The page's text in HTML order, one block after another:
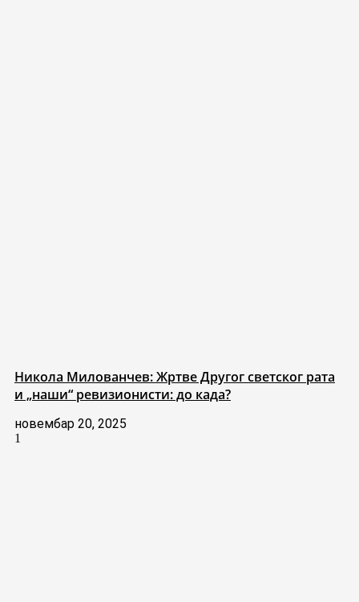
Никола Милованчев: Жртве Другог светског рата
и „наши“ ревизионисти: до када?
новембар 20, 2025